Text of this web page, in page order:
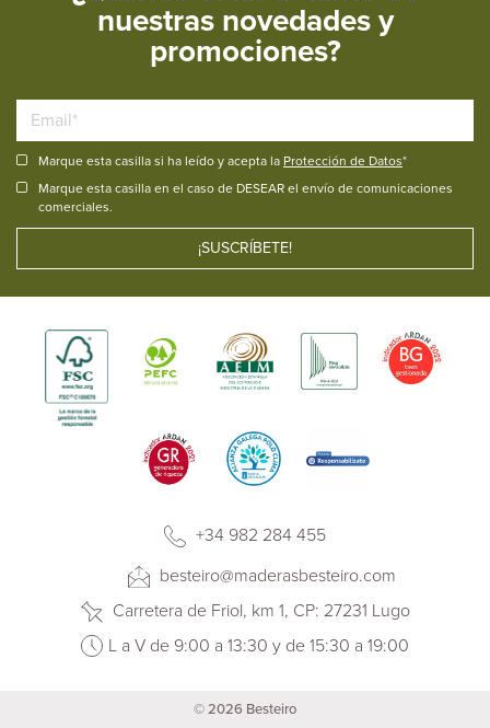
nuestras novedades y
promociones?
Marque esta casilla si ha leído y acepta la Protección de Datos*
Marque esta casilla en el caso de DESEAR el envío de comunicaciones
comerciales.
+34 982 284 455
besteiro@maderasbesteiro.com
Carretera de Friol, km 1, CP: 27231 Lugo
L a V de 9:00 a 13:30 y de 15:30 a 19:00
© 2026 Besteiro